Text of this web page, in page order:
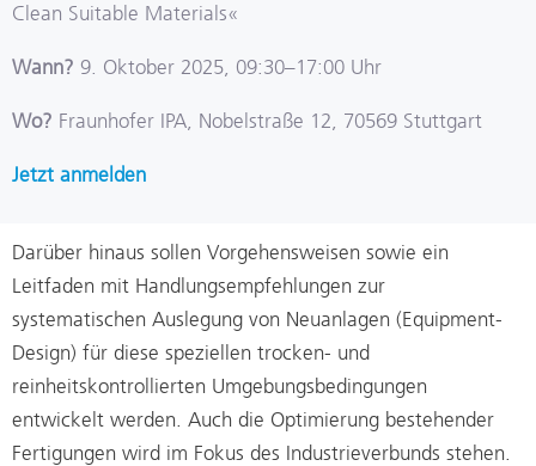
Clean Suitable Materials«
Wann? 9. Oktober 2025, 09:30–17:00 Uhr
Wo? Fraunhofer IPA, Nobelstraße 12, 70569 Stuttgart
Jetzt anmelden
Darüber hinaus sollen Vorgehensweisen sowie ein
Leitfaden mit Handlungsempfehlungen zur
systematischen Auslegung von Neuanlagen (Equipment-
Design) für diese speziellen trocken- und
reinheitskontrollierten Umgebungsbedingungen
entwickelt werden. Auch die Optimierung bestehender
Fertigungen wird im Fokus des Industrieverbunds stehen.